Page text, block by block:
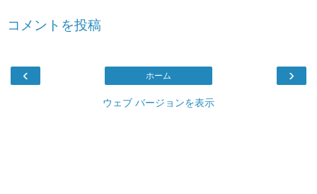
コメントを投稿
‹ ›
ホーム
ウェブ バージョンを表示